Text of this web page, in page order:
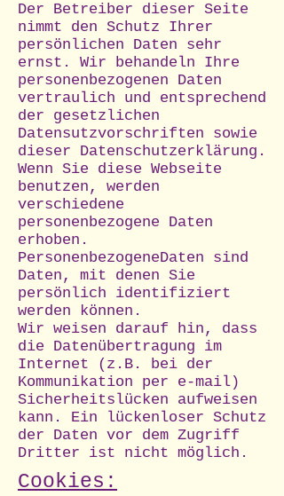
Der Betreiber dieser Seite
nimmt den Schutz Ihrer
persönlichen Daten sehr
ernst. Wir behandeln Ihre
personenbezogenen Daten
vertraulich und entsprechend
der gesetzlichen
Datensutzvorschriften sowie
dieser Datenschutzerklärung.
Wenn Sie diese Webseite
benutzen, werden
verschiedene
personenbezogene Daten
erhoben.
PersonenbezogeneDaten sind
Daten, mit denen Sie
persönlich identifiziert
werden können.
Wir weisen darauf hin, dass
die Datenübertragung im
Internet (z.B. bei der
Kommunikation per e-mail)
Sicherheitslücken aufweisen
kann. Ein lückenloser Schutz
der Daten vor dem Zugriff
Dritter ist nicht möglich.
Cookies: